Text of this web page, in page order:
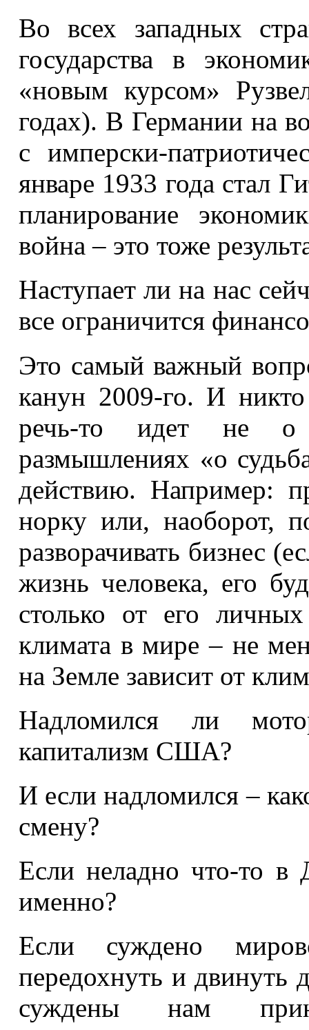
Во всех западных
государства в
«новым курсом»
годах). В Германии на
с имперски-
январе 1933 года стал
планирование
война – это тоже
Наступает ли на нас
все ограничится
Это самый важный
канун 2009-го. И
речь-то идет не о
размышлениях «о
действию. Например:
норку или, наоборот,
разворачивать бизнес
жизнь человека, его
столько от его
климата в мире – не
на Земле зависит от
Надломился ли
капитализм США?
И если надломился –
смену?
Если неладно что-то в
именно?
Если суждено
передохнуть и двинуть
суждены нам